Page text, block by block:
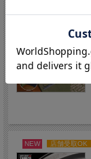
NEW 店舗受取OK
NEW 店舗受取OK